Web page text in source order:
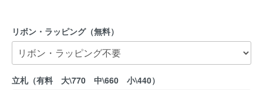
リボン・ラッピング（無料）
立札（有料 大\770 中\660 小\440）